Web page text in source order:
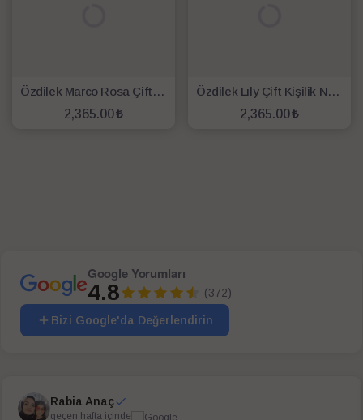
Özdilek Marco Rosa Çift Kişilik Nevresim Takımı Beyaz
2,365.00
Özdilek Lıly Çift Kişilik Nevresim Takımı Lila Beyaz
2,365.00
Google Yorumları
4.8 (372)
Bizi Google'da Değerlendirin
Rabia Anaç
geçen hafta içinde